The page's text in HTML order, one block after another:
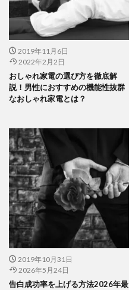
2019年11月6日
2022年2月2日
おしゃれ家電の選び方を徹底解
説！男性におすすめの機能性抜群
なおしゃれ家電とは？
2019年10月31日
2026年5月24日
告白成功率を上げる方法2026年最